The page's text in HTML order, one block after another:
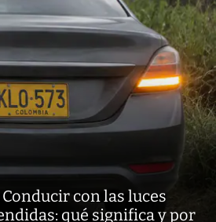
Conducir con las luces
qué significa y por